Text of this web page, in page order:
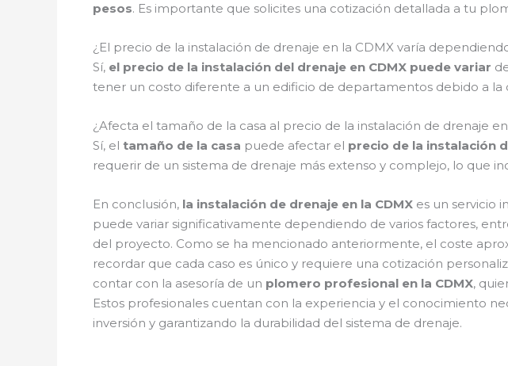
pesos. Es importante que solicites una cotización detallada a tu
¿El precio de la instalación de drenaje en la CDMX varía
Sí, el precio de la instalación del drenaje en CDMX puede variar
tener un costo diferente a un edificio de departamentos debido a
¿Afecta el tamaño de la casa al precio de la instalación de drenaje
Sí, el tamaño de la casa puede afectar el precio de la instalación
requerir de un sistema de drenaje más extenso y complejo, lo que
En conclusión, la instalación de drenaje en la CDMX es un servicio
puede variar significativamente dependiendo de varios factores,
del proyecto. Como se ha mencionado anteriormente, el coste
recordar que cada caso es único y requiere una cotización
contar con la asesoría de un plomero profesional en la CDMX,
Estos profesionales cuentan con la experiencia y el conocimiento
inversión y garantizando la durabilidad del sistema de drenaje.